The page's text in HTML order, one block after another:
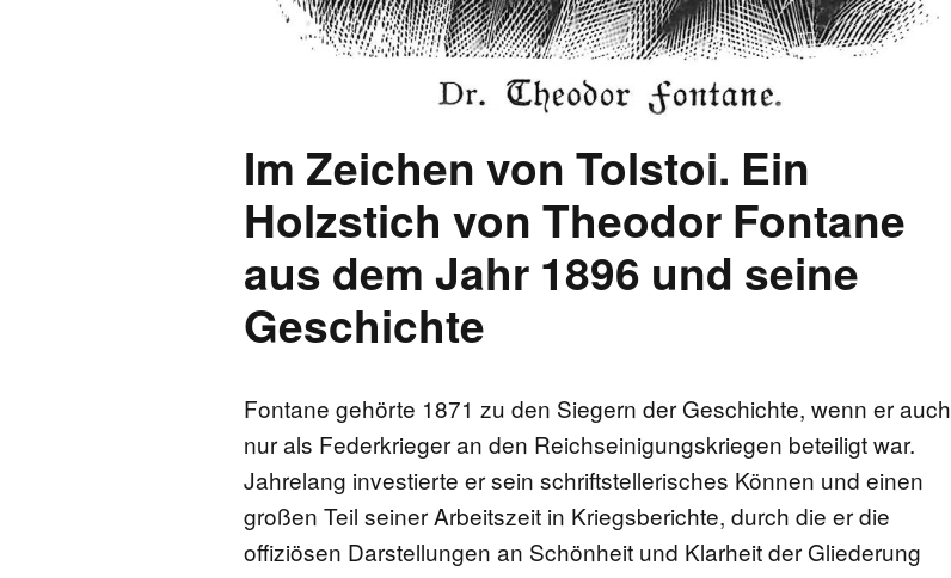
Im Zeichen von Tolstoi. Ein
Holzstich von Theodor Fontane
aus dem Jahr 1896 und seine
Geschichte
Fontane gehörte 1871 zu den Siegern der Geschichte, wenn er auch
nur als Federkrieger an den Reichseinigungskriegen beteiligt war.
Jahrelang investierte er sein schriftstellerisches Können und einen
großen Teil seiner Arbeitszeit in Kriegsberichte, durch die er die
offiziösen Darstellungen an Schönheit und Klarheit der Gliederung